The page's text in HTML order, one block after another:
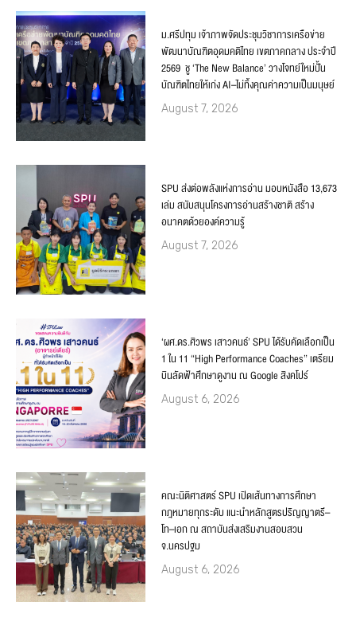
ม.ศรีปทุม เจ้าภาพจัดประชุมวิชาการเครือข่าย
พัฒนาบัณฑิตอุดมคติไทย เขตภาคกลาง ประจำปี
2569 ชู ‘The New Balance’ วางโจทย์ใหม่ปั้น
บัณฑิตไทยให้เก่ง AI–ไม่ทิ้งคุณค่าความเป็นมนุษย์
August 7, 2026
SPU ส่งต่อพลังแห่งการอ่าน มอบหนังสือ 13,673
เล่ม สนับสนุนโครงการอ่านสร้างชาติ สร้าง
อนาคตด้วยองค์ความรู้
August 7, 2026
‘ผศ.ดร.ศิวพร เสาวคนธ์’ SPU ได้รับคัดเลือกเป็น
1 ใน 11 “High Performance Coaches” เตรียม
บินลัดฟ้าศึกษาดูงาน ณ Google สิงคโปร์
August 6, 2026
คณะนิติศาสตร์ SPU เปิดเส้นทางการศึกษา
กฎหมายทุกระดับ แนะนำหลักสูตรปริญญาตรี–
โท–เอก ณ สถาบันส่งเสริมงานสอบสวน
จ.นครปฐม
August 6, 2026